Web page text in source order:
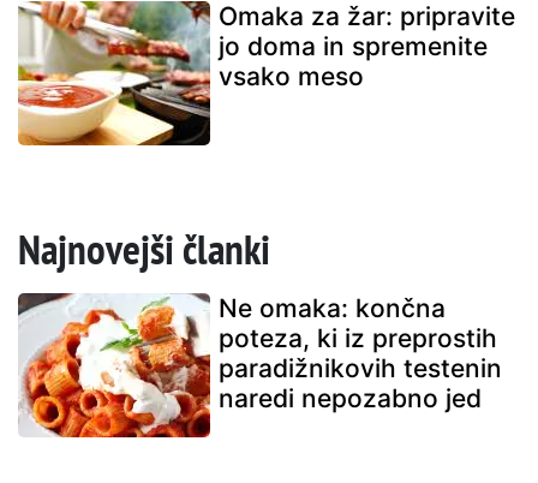
Omaka za žar: pripravite
jo doma in spremenite
vsako meso
Najnovejši članki
Ne omaka: končna
poteza, ki iz preprostih
paradižnikovih testenin
naredi nepozabno jed